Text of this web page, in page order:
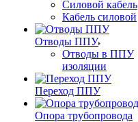
Силовой кабель
Кабель силовой
Отводы ППУ
Отводы в ППУ
изоляции
Переход ППУ
Опора трубопровода